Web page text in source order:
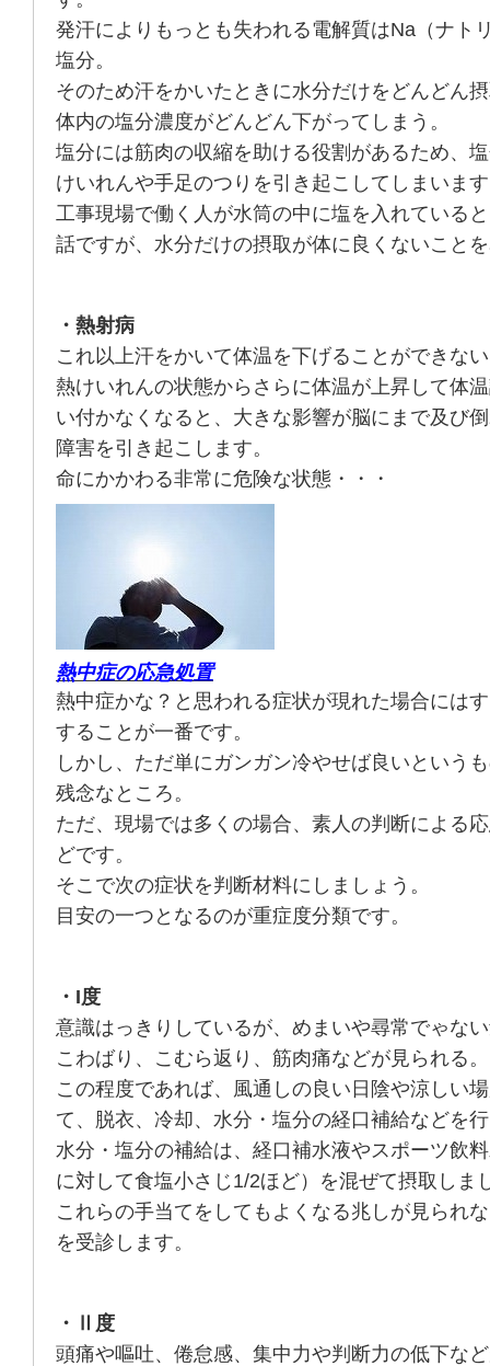
発汗によりもっとも失われる電解質はNa（ナト
塩分。
そのため汗をかいたときに水分だけをどんどん
体内の塩分濃度がどんどん下がってしまう。
塩分には筋肉の収縮を助ける役割があるため、
けいれんや手足のつりを引き起こしてしまいま
工事現場で働く人が水筒の中に塩を入れている
話ですが、水分だけの摂取が体に良くないこと
・熱射病
これ以上汗をかいて体温を下げることができな
熱けいれんの状態からさらに体温が上昇して体
い付かなくなると、大きな影響が脳にまで及び
障害を引き起こします。
命にかかわる非常に危険な状態・・・
熱中症の応急処置
熱中症かな？と思われる症状が現れた場合には
することが一番です。
しかし、ただ単にガンガン冷やせば良いという
残念なところ。
ただ、現場では多くの場合、素人の判断による
どです。
そこで次の症状を判断材料にしましょう。
目安の一つとなるのが重症度分類です。
・I度
意識はっきりしているが、めまいや尋常でゃな
こわばり、こむら返り、筋肉痛などが見られる。
この程度であれば、風通しの良い日陰や涼しい
て、脱衣、冷却、水分・塩分の経口補給などを
水分・塩分の補給は、経口補水液やスポーツ飲
に対して食塩小さじ1/2ほど）を混ぜて摂取しま
これらの手当てをしてもよくなる兆しが見られ
を受診します。
・Ⅱ度
頭痛や嘔吐、倦怠感、集中力や判断力の低下な